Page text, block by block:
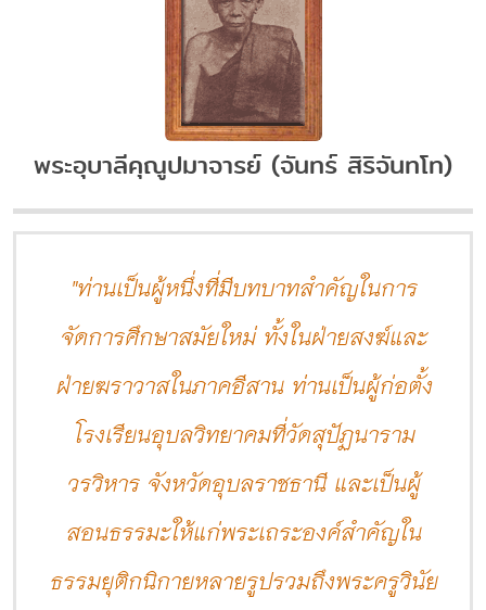
พระอุบาลีคุณูปมาจารย์ (จันทร์ สิริจันทโท)
"ท่านเป็นผู้หนึ่งที่มีบทบาทสำคัญในการ
จัดการศึกษาสมัยใหม่ ทั้งในฝ่ายสงฆ์และ
ฝ่ายฆราวาสในภาคอีสาน ท่านเป็นผู้ก่อตั้ง
โรงเรียนอุบลวิทยาคมที่วัดสุปัฏนาราม
วรวิหาร จังหวัดอุบลราชธานี และเป็นผู้
สอนธรรมะให้แก่พระเถระองค์สำคัญใน
ธรรมยุติกนิกายหลายรูปรวมถึงพระครูวินัย